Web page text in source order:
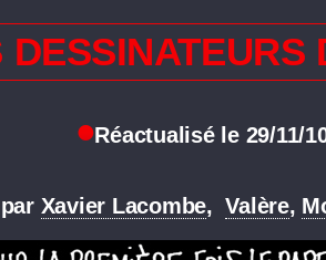
DESSINATEURS
Réactualisé le 29/11/
Xavier Lacombe,Valère,